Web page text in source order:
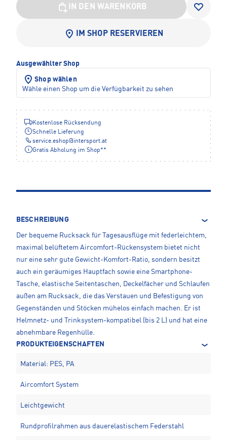
IN DEN WARENKORB
IM SHOP RESERVIEREN
Ausgewählter Shop
Shop wählen
Wähle einen Shop um die Verfügbarkeit zu sehen
Kostenlose Rücksendung
Schnelle Lieferung
service.eshop@intersport.at
Gratis Abholung im Shop**
BESCHREIBUNG
Der bequeme Rucksack für Tagesausflüge mit federleichtem,
maximal belüftetem Aircomfort-Rückensystem bietet nicht
nur eine sehr gute Gewicht-Komfort-Ratio, sondern besitzt
auch ein geräumiges Hauptfach sowie eine Smartphone-
Tasche, elastische Seitentaschen, Deckelfächer und Schlaufen
außen am Rucksack, die das Verstauen und Befestigung von
Gegenständen und Stöcken mühelos einfach machen. Er ist
Helmnetz- und Trinksystem-kompatibel (bis 2 L) und hat eine
abnehmbare Regenhülle.
PRODUKTEIGENSCHAFTEN
Material: PES, PA
Aircomfort System
Leichtgewicht
Rundprofilrahmen aus dauerelastischem Federstahl